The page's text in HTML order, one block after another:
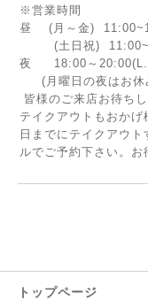
※営業時間
昼 (月～金)
(土日祝)
夜 18:00～
(月曜日の夜はお休
皆様のご来店お待ちし
テイクアウトもおか
日までにテイクアウ
ルでご予約下さい。
トップページ